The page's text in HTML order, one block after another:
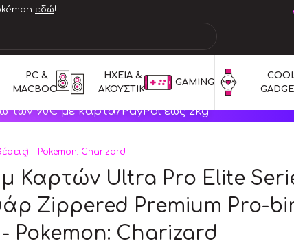
εδώ!
PC &
MACBOOK
ΗΧΕΙΑ &
ΑΚΟΥΣΤΙΚΑ
GAMING
των 90€ με κάρτα/PayPal έως 2kg
- Pokemon: Charizard
Καρτών Ultra Pro Elite
Zippered Premium Pro-
- Pokemon: Charizard